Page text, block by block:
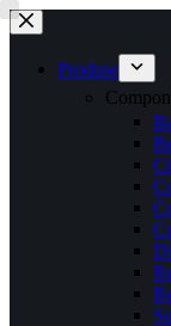
Sari
la
conținutProduse